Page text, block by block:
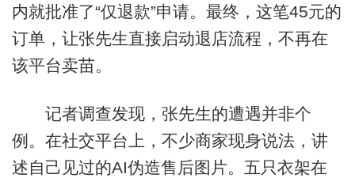
内就批准了“仅退款”申请。最终，这笔45元的
订单，让张先生直接启动退店流程，不再在
该平台卖苗。
记者调查发现，张先生的遭遇并非个
例。在社交平台上，不少商家现身说法，讲
述自己见过的AI伪造售后图片。五只衣架在